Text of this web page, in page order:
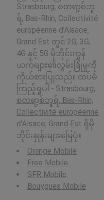
Strasbourg, စတရာ့စ်ဘူ
ရ်, Bas-Rhin, Collectivité
européenne d'Alsace,
Grand Est တွင် 2G, 3G,
4G နှင့် 5G မိုဘိုင်းကွန်
ယက်များ၏လွှမ်းခြုံမှုကို
ကိုယ်စားပြုသည်။ ထပ်မံ
ကြည့်ရှုပါ - Strasbourg,
စတရာ့စ်ဘူရ်, Bas-Rhin,
Collectivité européenne
d'Alsace, Grand Est ရှိမို
ဘိုင်းနှုန်းများမြေပုံ။
Orange Mobile
Free Mobile
SFR Mobile
Bouygues Mobile